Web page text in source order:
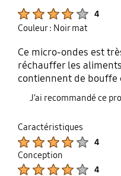
4
Couleur : Noir mat
Ce micro-ondes est
réchauffer les
contiennent de bouffe
J’ai recommandé ce
Caractéristiques
4
Conception
4